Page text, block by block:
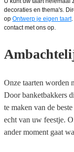
decoraties en thema's.
op Ontwerp je eigen taart
contact met ons op.
Onze taarten worden
Door banketbakkers
te maken van de
echt van uw feestje.
ander moment gaat